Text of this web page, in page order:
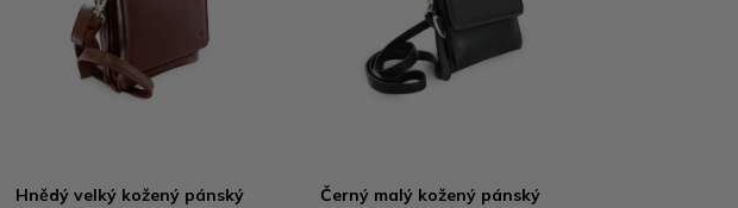
Hnědý velký kožený pánský
Černý malý kožený pánský